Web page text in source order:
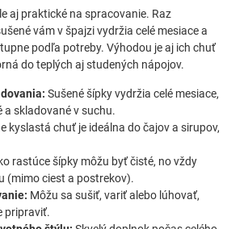
aj praktické na spracovanie. Raz
vám v špajzi vydržia celé mesiace a
podľa potreby. Výhodou je aj ich chuť
do teplých aj studených nápojov.
Sušené šípky vydržia celé mesiace,
a skladované v suchu.
kyslastá chuť je ideálna do čajov a sirupov,
rastúce šípky môžu byť čisté, no vždy
(mimo ciest a postrekov).
Môžu sa sušiť, variť alebo lúhovať,
pripraviť.